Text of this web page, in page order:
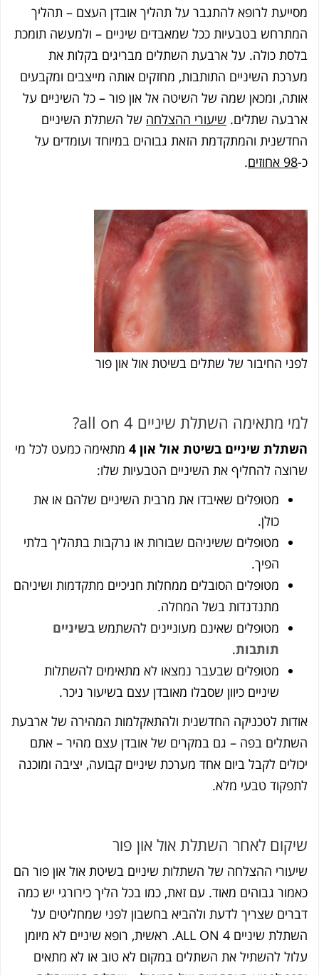
מסייעת לרופא להתגבר על תהליך אובדן העצם – תהליך
המתרחש בטבעיות ככל שמאבדים שיניים – ולמעשה תומכת
בלסת כולה. על ארבעת השתלים מבריגים בקלות את
מערכת השיניים התותבות, מחזקים אותה מייצבים ומקבעים
אותה, ומכאן שמה של השיטה אל און פור – כל השיניים על
ארבעה שתלים. שיעורי ההצלחה של השתלת השיניים
החדשנית והמתקדמת הזאת גבוהים במיוחד ועומדים על
כ-98 אחוזים .
לפני החיבור של שתלים בשיטת אול און פור
למי מתאימה השתלת שיניים all on 4?
השתלת שיניים בשיטת אול און 4
מתאימה כמעט לכל מי
שרוצה להחליף את השיניים הטבעיות שלו:
מטופלים שאיבדו את מרבית השיניים שלהם או את
כולן.
מטופלים ששיניהם שבורות או נרקבות בתהליך בלתי
הפיך.
מטופלים הסובלים ממחלות חניכיים מתקדמות ושיניהם
מתנדנדות בשל המחלה.
מטופלים שאינם מעוניינים להשתמש בשיניים
תותבות.
מטופלים שבעבר נמצאו לא מתאימים להשתלות
שיניים כיוון שסבלו מאובדן עצם בשיעור ניכר.
אודות לטכניקה החדשנית ולהתאקלמות המהירה של ארבעת
השתלים בפה – גם במקרים של אובדן עצם מהיר – אתם
יכולים לקבל ביום אחד מערכת שיניים קבועה, יציבה ומוכנה
לתפקוד טבעי מלא.
שיקום לאחר השתלת אול און פור
שיעורי ההצלחה של השתלות שיניים בשיטת אול און פור הם
כאמור גבוהים מאוד. עם זאת, כמו בכל הליך כירורגי יש כמה
דברים שצריך לדעת ולהביא בחשבון לפני שמחליטים על
השתלת שיניים ALL ON 4.
ראשית, רופא שיניים לא מיומן
עלול להשתיל את השתלים במקום לא טוב או לא מתאים